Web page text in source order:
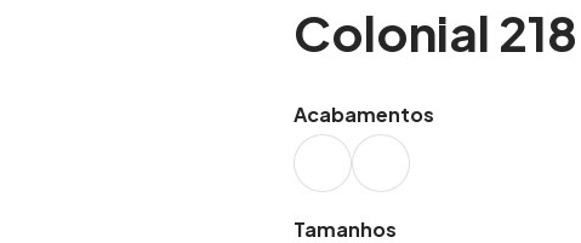
Colonial 218
Acabamentos
Tamanhos